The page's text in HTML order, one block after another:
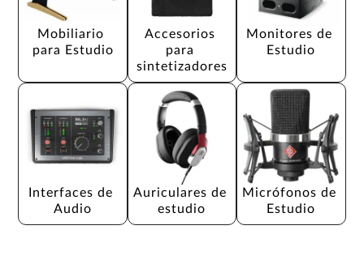
Mobiliario
para Estudio
Accesorios
para
sintetizadores
Monitores de
Estudio
Interfaces de
Audio
Auriculares de
estudio
Micrófonos de
Estudio